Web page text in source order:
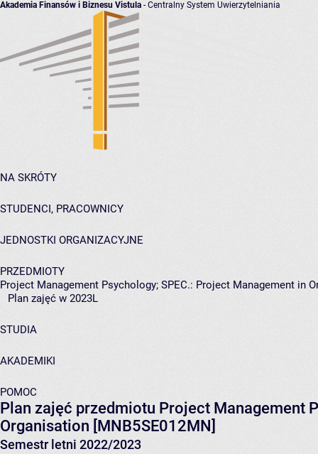
Akademia Finansów i Biznesu Vistula - Centralny System Uwierzytelniania
NA SKRÓTY
STUDENCI, PRACOWNICY
JEDNOSTKI ORGANIZACYJNE
PRZEDMIOTY
Project Management Psychology; SPEC.: Project Management in
Plan zajęć w 2023L
STUDIA
AKADEMIKI
POMOC
Plan zajęć przedmiotu Project Management
Organisation [MNB5SE012MN]
Semestr letni 2022/2023